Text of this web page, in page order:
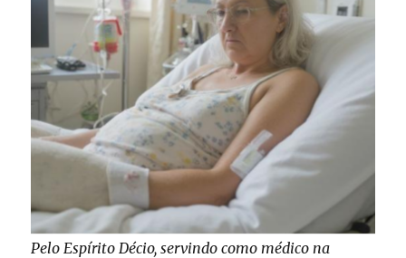
Pelo Espírito Décio, servindo como médico na